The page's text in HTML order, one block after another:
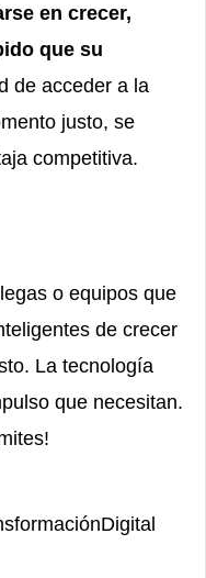
en crecer,
que su
de acceder a la
justo, se
competitiva.
o equipos que
de crecer
La tecnología
que necesitan.